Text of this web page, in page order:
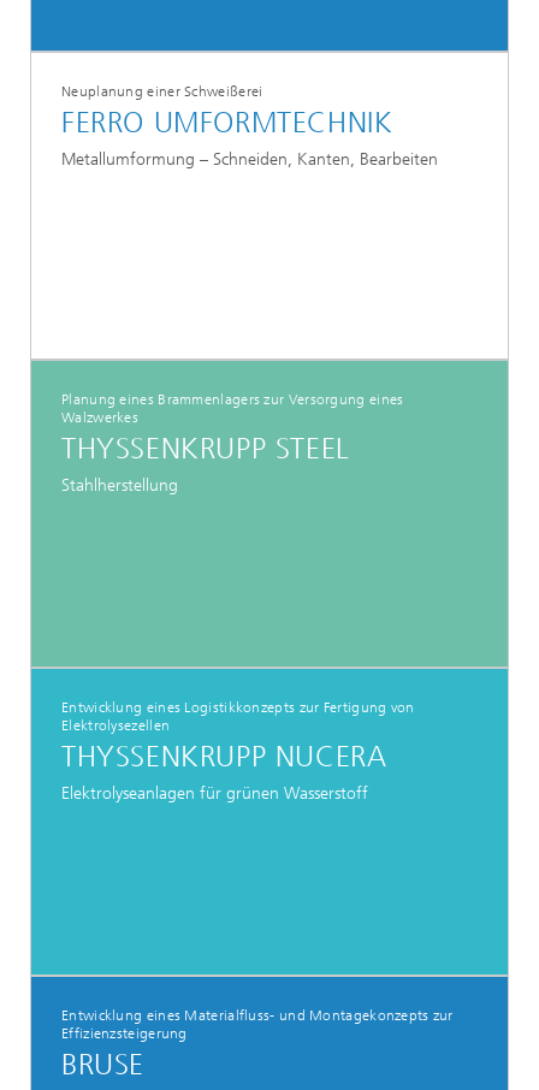
Neuplanung einer Schweißerei
FERRO UMFORMTECHNIK
Metallumformung – Schneiden, Kanten, Bearbeiten
Planung eines Brammenlagers zur Versorgung eines
Walzwerkes
THYSSENKRUPP STEEL
Stahlherstellung
Entwicklung eines Logistikkonzepts zur Fertigung von
Elektrolysezellen
THYSSENKRUPP NUCERA
Elektrolyseanlagen für grünen Wasserstoff
Entwicklung eines Materialfluss- und Montagekonzepts zur
Effizienzsteigerung
BRUSE